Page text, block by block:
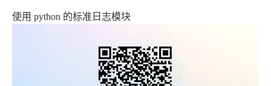
使用 python 的标准日志模块